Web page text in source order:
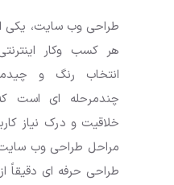
طراحی وب سایت، یکی
هر کسب وکار
انتخاب رنگ و
چندمرحله ای است که
خلاقیت و درک نیاز
مراحل طراحی وب سایت
طراحی حرفه ای